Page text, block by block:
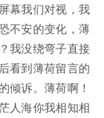
幕我们对视，我
不安的变化，薄
我没绕弯子直接
看到薄荷留言的
倾诉。薄荷啊！
人海你我相知相